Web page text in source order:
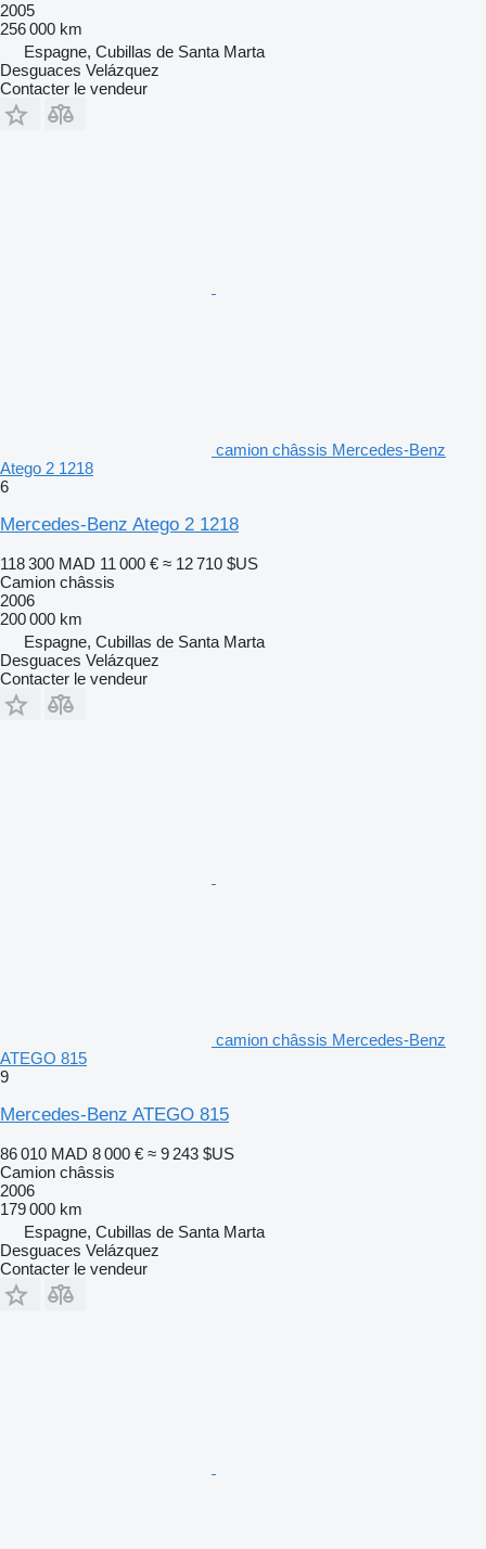
2005
256 000 km
Espagne, Cubillas de Santa Marta
Desguaces Velázquez
Contacter le vendeur
camion châssis Mercedes-Benz
Atego 2 1218
6
Mercedes-Benz Atego 2 1218
118 300 MAD 11 000 € ≈ 12 710 $US
Camion châssis
2006
200 000 km
Espagne, Cubillas de Santa Marta
Desguaces Velázquez
Contacter le vendeur
camion châssis Mercedes-Benz
ATEGO 815
9
Mercedes-Benz ATEGO 815
86 010 MAD 8 000 € ≈ 9 243 $US
Camion châssis
2006
179 000 km
Espagne, Cubillas de Santa Marta
Desguaces Velázquez
Contacter le vendeur